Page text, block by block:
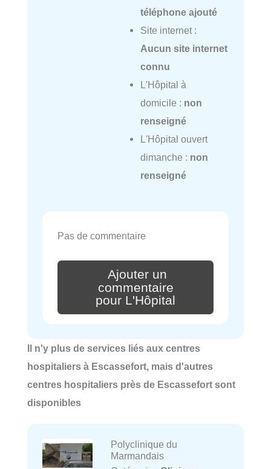
téléphone ajouté
Site internet :
Aucun site internet
connu
L'Hôpital à
domicile : non
renseigné
L'Hôpital ouvert
dimanche : non
renseigné
Pas de commentaire
Ajouter un
commentaire
pour L'Hôpital
Il n'y plus de services liés aux centres
hospitaliers à Escassefort, mais d'autres
centres hospitaliers près de Escassefort sont
disponibles
Polyclinique du
Marmandais